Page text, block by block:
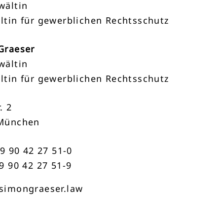
für gewerblichen Rechtsschutz
für gewerblichen Rechtsschutz
2
90 42 27 51-0
90 42 27 51-9